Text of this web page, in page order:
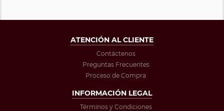
ATENCIÓN AL CLIENTE
Contáctenos
Preguntas Frecuentes
Proceso de Compra
INFORMACIÓN LEGAL
Términos y Condiciones